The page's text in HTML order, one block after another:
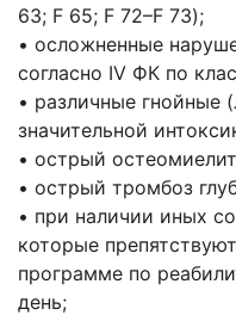
63; F 65; F 72–F 73);
• осложненные
согласно IV ФК по
• различные гнойные
значительной
• острый
• острый тромбоз
• при наличии иных
которые
программе по
день;